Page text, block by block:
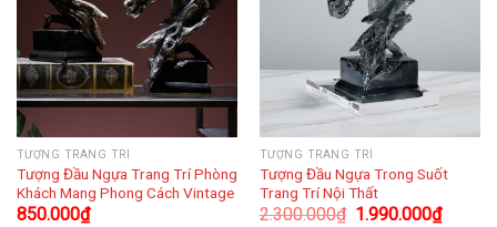
TƯỢNG TRANG TRÍ
Tượng Đầu Ngựa Trang Trí Phòng
Khách Mang Phong Cách Vintage
850.000₫
TƯỢNG TRANG TRÍ
Tượng Đầu Ngựa Trong Suốt
Trang Trí Nội Thất
2.300.000₫ 1.990.000₫